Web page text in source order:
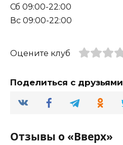
Сб 09:00-22:00
Вс 09:00-22:00
Оцените клуб
Поделиться с друзьями
Отзывы о «Вверх»